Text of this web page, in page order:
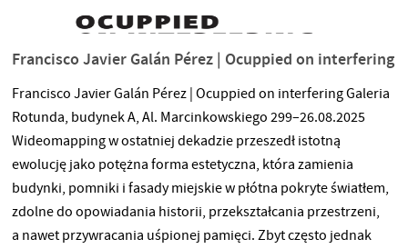
Francisco Javier Galán Pérez | Ocuppied on interfering
Francisco Javier Galán Pérez | Ocuppied on interfering Galeria
Rotunda, budynek A, Al. Marcinkowskiego 299–26.08.2025
Wideomapping w ostatniej dekadzie przeszedł istotną
ewolucję jako potężna forma estetyczna, która zamienia
budynki, pomniki i fasady miejskie w płótna pokryte światłem,
zdolne do opowiadania historii, przekształcania przestrzeni,
a nawet przywracania uśpionej pamięci. Zbyt często jednak